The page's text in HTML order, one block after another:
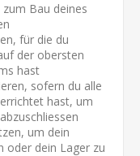
Bau deines
für die du
der obersten
hast
sofern du alle
hast, um
um dein
oder dein Lager zu